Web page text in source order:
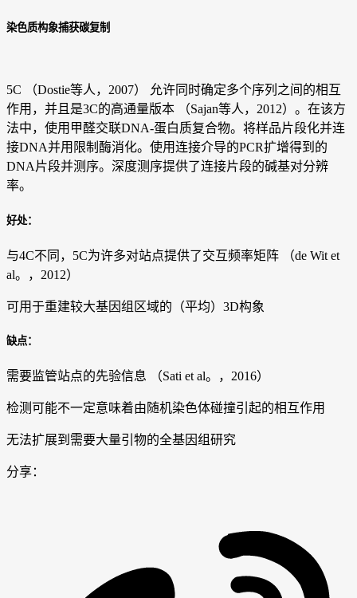
染色质构象捕获碳复制
5C （Dostie等人，2007） 允许同时确定多个序列之间的相互
作用，并且是3C的高通量版本 （Sajan等人，2012）。在该方
法中，使用甲醛交联DNA-蛋白质复合物。将样品片段化并连
接DNA并用限制酶消化。使用连接介导的PCR扩增得到的
DNA片段并测序。深度测序提供了连接片段的碱基对分辨
率。
好处：
与4C不同，5C为许多对站点提供了交互频率矩阵 （de Wit et
al。，2012）
可用于重建较大基因组区域的（平均）3D构象
缺点：
需要监管站点的先验信息 （Sati et al。，2016）
检测可能不一定意味着由随机染色体碰撞引起的相互作用
无法扩展到需要大量引物的全基因组研究
分享：